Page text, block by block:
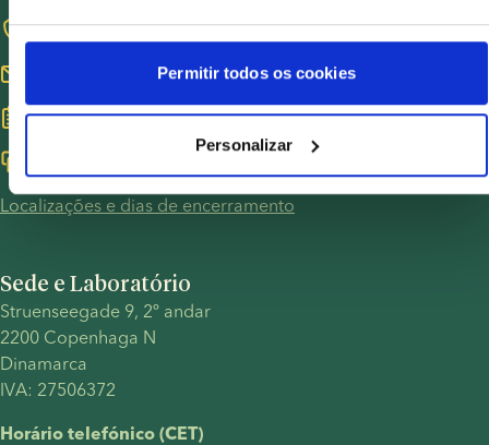
Permitir todos os cookies
Personalizar
Sede e Laboratório
Struenseegade 9, 2º andar
2200 Copenhaga N
Dinamarca
IVA: 27506372
Horário telefónico (CET)
+45 3834 3600
info@europeanspermbank.com
Marque uma consulta gratuita
Localizações e dias de encerramento
Whistleblower